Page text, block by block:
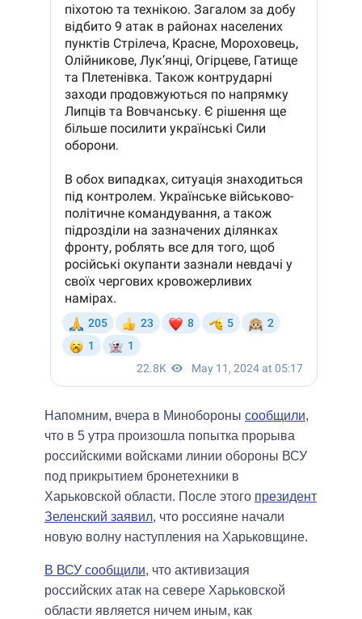
Напомним, вчера в Минобороны сообщили,
что в 5 утра произошла попытка прорыва
российскими войсками линии обороны ВСУ
под прикрытием бронетехники в
Харьковской области. После этого президент
Зеленский заявил, что россияне начали
новую волну наступления на Харьковщине.
В ВСУ сообщили, что активизация
российских атак на севере Харьковской
области является ничем иным, как